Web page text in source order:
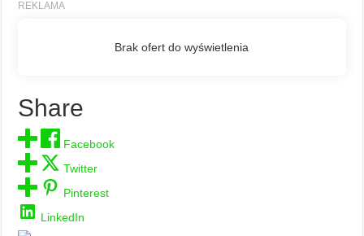
Share
Facebook
Twitter
Pinterest
LinkedIn